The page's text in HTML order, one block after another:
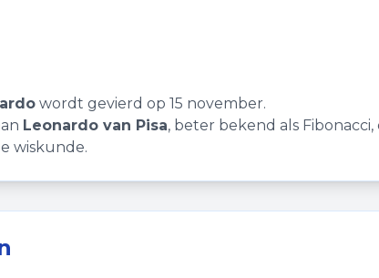
wordt gevierd op 15 november.
Leonardo van Pisa, beter bekend als
wiskunde.